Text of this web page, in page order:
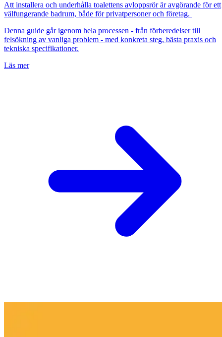
Att installera och underhålla toalettens avloppsrör är avgörande för ett
välfungerande badrum, både för privatpersoner och företag.
Denna guide går igenom hela processen - från förberedelser till
felsökning av vanliga problem - med konkreta steg, bästa praxis och
tekniska specifikationer.
Läs mer